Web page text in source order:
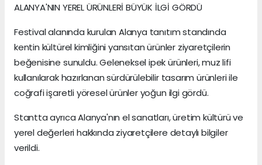
ALANYA'NIN YEREL ÜRÜNLERİ BÜYÜK İLGİ GÖRDÜ
Festival alanında kurulan Alanya tanıtım standında
kentin kültürel kimliğini yansıtan ürünler ziyaretçilerin
beğenisine sunuldu. Geleneksel ipek ürünleri, muz lifi
kullanılarak hazırlanan sürdürülebilir tasarım ürünleri ile
coğrafi işaretli yöresel ürünler yoğun ilgi gördü.
Stantta ayrıca Alanya'nın el sanatları, üretim kültürü ve
yerel değerleri hakkında ziyaretçilere detaylı bilgiler
verildi.